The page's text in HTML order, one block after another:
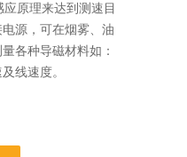
原理来达到测速目
源，可在烟雾、油
各种导磁材料如：
线速度。